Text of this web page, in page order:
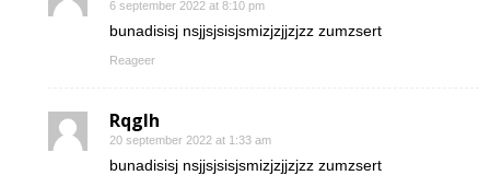
6 september 2022 at 8:10 pm
bunadisisj nsjjsjsisjsmizjzjjzjzz zumzsert
Reageer
Rqglh
20 september 2022 at 1:33 am
bunadisisj nsjjsjsisjsmizjzjjzjzz zumzsert